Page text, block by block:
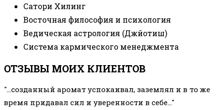
Сатори Хилинг
Восточная философия и психология
Ведическая астрология (Джйотиш)
Система кармического менеджмента
ОТЗЫВЫ МОИХ КЛИЕНТОВ​
"...созданный аромат успокаивал, заземлял и в то же
время придавал сил и уверенности в себе..."